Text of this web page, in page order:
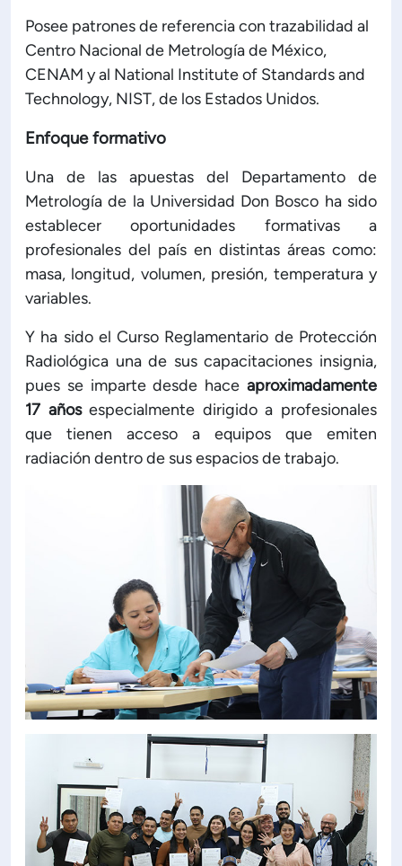
Posee patrones de referencia con trazabilidad al
Centro Nacional de Metrología de México,
CENAM y al National Institute of Standards and
Technology, NIST, de los Estados Unidos.
Enfoque formativo
Una de las apuestas del Departamento de
Metrología de la Universidad Don Bosco ha sido
establecer oportunidades formativas a
profesionales del país en distintas áreas como:
masa, longitud, volumen, presión, temperatura y
variables.
Y ha sido el Curso Reglamentario de Protección
Radiológica una de sus capacitaciones insignia,
pues se imparte desde hace aproximadamente
17 añosespecialmente dirigido a profesionales
que tienen acceso a equipos que emiten
radiación dentro de sus espacios de trabajo.